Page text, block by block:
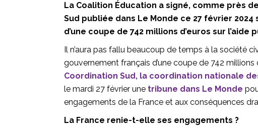
La Coalition Éducation a signé, comme près
Sud publiée dans Le Monde ce 27 février
d’une coupe de 742 millions d’euros sur
Il n’aura pas fallu beaucoup de temps à la société
gouvernement français d’une coupe de 742 millions
Coordination Sud, la coordination nationale
le mardi 27 février une tribune dans Le Monde
engagements de la France et aux conséquences
La France renie-t-elle ses engagements ?